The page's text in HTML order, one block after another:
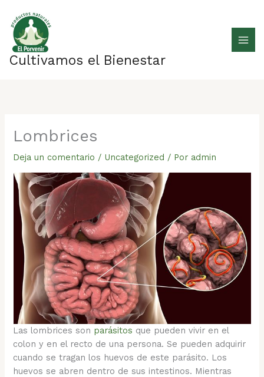
contenido
Cultivamos el Bienestar
Lombrices
Deja un comentario / Uncategorized / Por admin
Las lombrices son parásitos que pueden vivir en el
colon y en el recto de una persona. Se pueden adquirir
cuando se tragan los huevos de este parásito. Los
huevos se abren dentro de sus intestinos. Mientras